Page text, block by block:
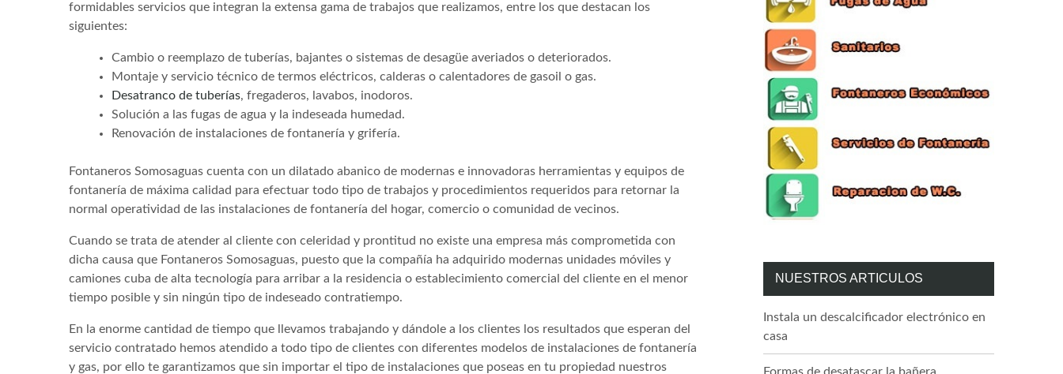
formidables servicios que integran la extensa gama de trabajos que realizamos, entre los que destacan los
siguientes:
Cambio o reemplazo de tuberías, bajantes o sistemas de desagüe averiados o deteriorados.
Montaje y servicio técnico de termos eléctricos, calderas o calentadores de gasoil o gas.
Desatranco de tuberías, fregaderos, lavabos, inodoros.
Solución a las fugas de agua y la indeseada humedad.
Renovación de instalaciones de fontanería y grifería.
Fontaneros Somosaguas cuenta con un dilatado abanico de modernas e innovadoras herramientas y equipos de
fontanería de máxima calidad para efectuar todo tipo de trabajos y procedimientos requeridos para retornar la
normal operatividad de las instalaciones de fontanería del hogar, comercio o comunidad de vecinos.
Cuando se trata de atender al cliente con celeridad y prontitud no existe una empresa más comprometida con
dicha causa que Fontaneros Somosaguas, puesto que la compañía ha adquirido modernas unidades móviles y
camiones cuba de alta tecnología para arribar a la residencia o establecimiento comercial del cliente en el menor
tiempo posible y sin ningún tipo de indeseado contratiempo.
En la enorme cantidad de tiempo que llevamos trabajando y dándole a los clientes los resultados que esperan del
servicio contratado hemos atendido a todo tipo de clientes con diferentes modelos de instalaciones de fontanería
y gas, por ello te garantizamos que sin importar el tipo de instalaciones que poseas en tu propiedad nuestros
NUESTROS ARTICULOS
Instala un descalcificador electrónico en
casa